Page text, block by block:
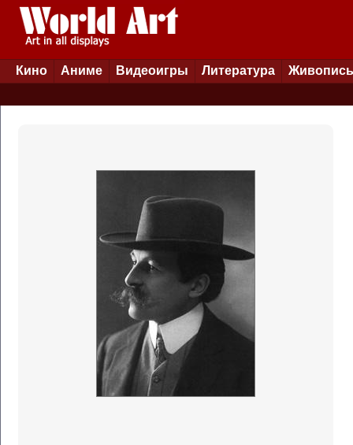
Кино Аниме Видеоигры Литература Живопись